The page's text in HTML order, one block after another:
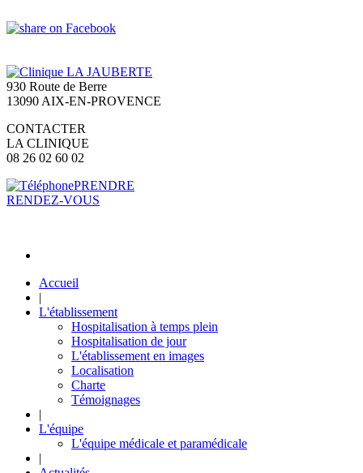
930 Route de Berre
13090 AIX-EN-PROVENCE
CONTACTER
LA CLINIQUE
08 26 02 60 02
PRENDRE
RENDEZ-VOUS
Accueil
|
L'établissement
Hospitalisation à temps plein
Hospitalisation de jour
L'établissement en images
Localisation
Charte
Témoignages
|
L'équipe
L'équipe médicale et paramédicale
|